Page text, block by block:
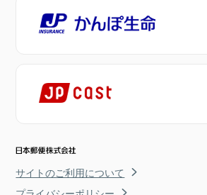
サイトのご利用について